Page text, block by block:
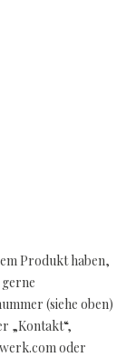
Produkt haben,
(siehe oben)
„Kontakt“,
oder